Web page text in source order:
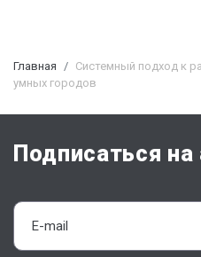
Главная
Системный подход к
умных городов
Подписаться